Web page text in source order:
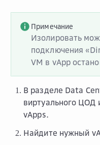
Примечание
Изолировать
подключения
VM в vApp
В разделе Data
виртуального ЦОД
vApps.
Найдите нужный